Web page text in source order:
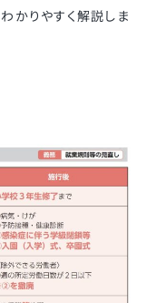
かりやすく解説しま